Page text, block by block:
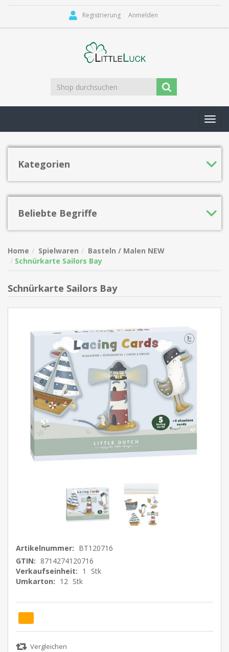
Registrierung Anmelden
Kategorien
Beliebte Begriffe
Home Spielwaren
Basteln / Malen NEW
Schnürkarte Sailors Bay
Schnürkarte Sailors Bay
Artikelnummer: BT120716
GTIN: 8714274120716
Verkaufseinheit: 1
Stk
Umkarton: 12 Stk